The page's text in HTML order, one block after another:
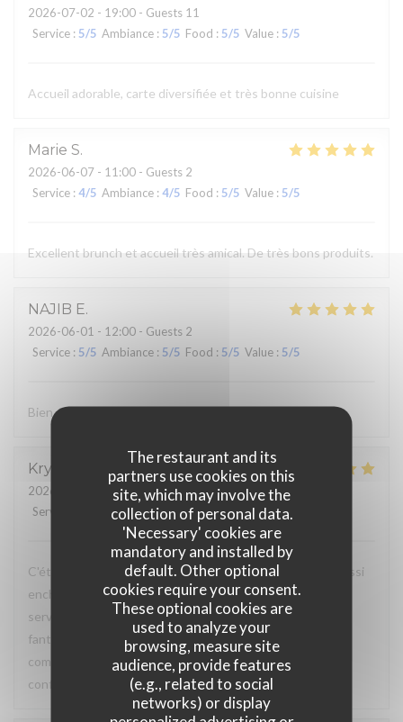
The restaurant and its
partners use cookies on this
site, which may involve the
collection of personal data.
'Necessary' cookies are
mandatory and installed by
default. Other optional
cookies require your consent.
These optional cookies are
used to analyze your
browsing, measure site
audience, provide features
(e.g., related to social
networks) or display
2026-07-02 - 19:00 - Guests 11
Service : 5/5 Ambiance : 5/5 Food : 5/5 Value : 5/5
Accueil adorable, carte diversifiée et très bonne cuisine
Marie S
2026-06-07 - 11:00 - Guests 2
Service : 4/5 Ambiance : 4/5 Food : 5/5 Value : 5/5
Excellent brunch et accueil très amical. De très bons produits.
NAJIB E
2026-06-01 - 12:00 - Guests 2
Service : 5/5 Ambiance : 5/5 Food : 5/5 Value : 5/5
Bien évidemment !
Krystale
2026-05-31
- 10:00 - Guests 2
Service
Ambiance:5/5 Food:5/5 Value: 5
C'était la quatrième fois que j'y allais et je suis toujours aussi
enchantée ! Le lieu est vraiment sympa, les serveurs et
serveuses sont très agréables et la nourriture est
fantastique. Je m'y rends à chaque fois pour la même
commande : la formule brunch et les tartines beurre-
confiture... délicieux !